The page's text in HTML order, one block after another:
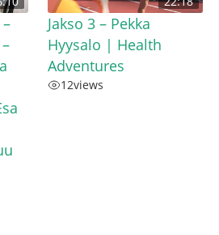
Jakso 3 – Pekka
Hyysalo | Health
Adventures
12views